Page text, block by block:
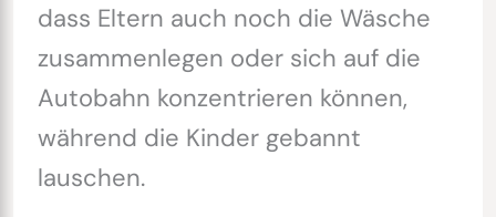
dass Eltern auch noch die Wäsche
zusammenlegen oder sich auf die
Autobahn konzentrieren können,
während die Kinder gebannt
lauschen.